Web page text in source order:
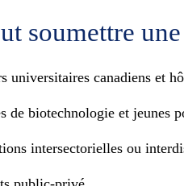
soumettre
universitaires canadiens et
de biotechnologie et jeunes
intersectorielles ou